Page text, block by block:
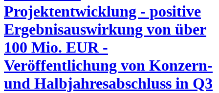
Projektentwicklung - positive
Ergebnisauswirkung von über
100 Mio. EUR -
Veröffentlichung von Konzern-
und Halbjahresabschluss in Q3